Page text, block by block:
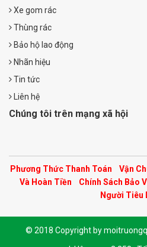
Xe gom rác
Thùng rác
Bảo hộ lao động
Nhãn hiệu
Tin tức
Liên hệ
Chúng tôi trên mạng xã hội
Phương Thức Thanh Toán Vận
Và Hoàn Tiền
Chính Sách Bảo
Người Tiêu
© 2018 Copyright by